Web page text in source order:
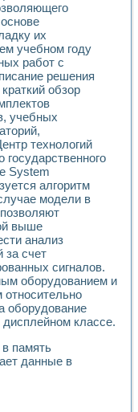
их
учебном году
работ с
решения
обзор
учебных
технологий
государственного
System
алгоритм
модели в
выше
анализ
за счет
сигналов.
оборудованием и
оборудование
классе.
память
данные в